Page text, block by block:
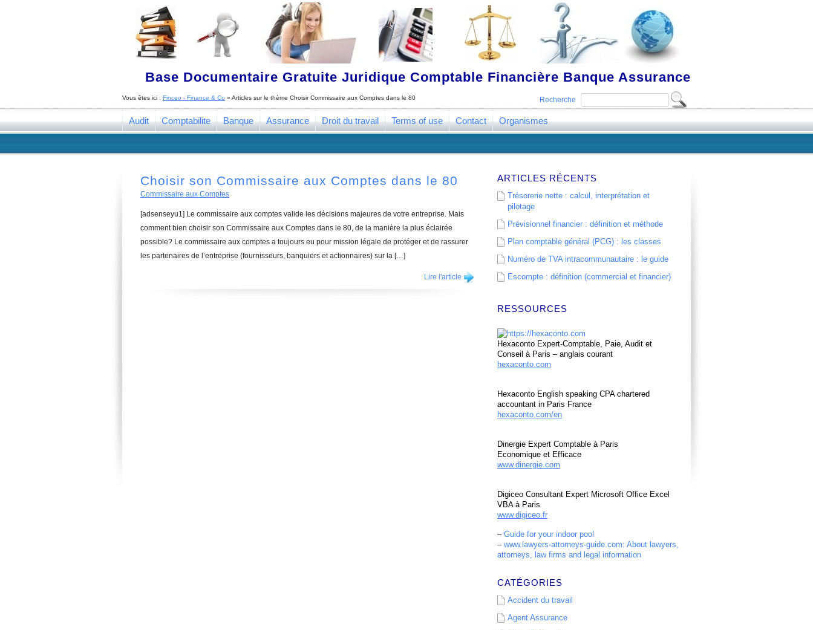
Base Documentaire Gratuite Juridique Comptable Financière Banque Assurance
Recherche
Vous êtes ici : Finceo - Finance & Co » Articles sur le thème Choisir Commissaire aux Comptes dans le 80
Audit Comptabilite Banque Assurance Droit du travail Terms of use Contact Organismes
Choisir son Commissaire aux Comptes dans le 80
Commissaire aux Comptes
[adsenseyu1] Le commissaire aux comptes valide les décisions majeures de votre entreprise. Mais
comment bien choisir son Commissaire aux Comptes dans le 80, de la manière la plus éclairée
possible? Le commissaire aux comptes a toujours eu pour mission légale de protéger et de rassurer
les partenaires de l’entreprise (fournisseurs, banquiers et actionnaires) sur la […]
Lire l'article
ARTICLES RÉCENTS
Trésorerie nette : calcul, interprétation et
pilotage
Prévisionnel financier : définition et méthode
Plan comptable général (PCG) : les classes
Numéro de TVA intracommunautaire : le guide
Escompte : définition (commercial et financier)
RESSOURCES
Hexaconto Expert-Comptable, Paie, Audit et
Conseil à Paris – anglais courant
hexaconto.com
Hexaconto English speaking CPA chartered
accountant in Paris France
hexaconto.com/en
Dinergie Expert Comptable à Paris
Economique et Efficace
www.dinergie.com
Digiceo Consultant Expert Microsoft Office Excel
VBA à Paris
www.digiceo.fr
– Guide for your indoor pool
– www.lawyers-attorneys-guide.com: About lawyers,
attorneys, law firms and legal information
CATÉGORIES
Accident du travail
Agent Assurance